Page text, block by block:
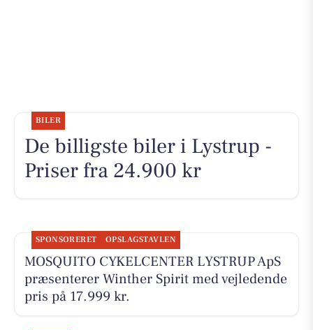
BILER
De billigste biler i Lystrup -
Priser fra 24.900 kr
SPONSORERET OPSLAGSTAVLEN
MOSQUITO CYKELCENTER LYSTRUP ApS
præsenterer Winther Spirit med vejledende
pris på 17.999 kr.